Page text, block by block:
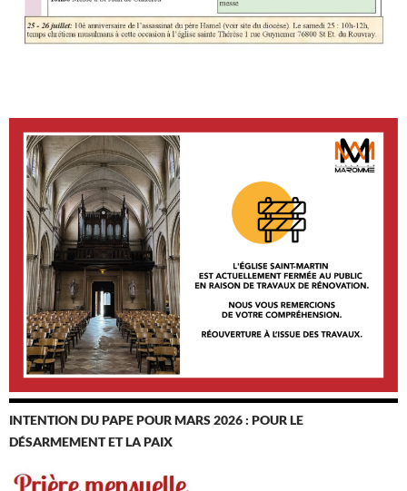
INTENTION DU PAPE POUR MARS 2026 : POUR LE
DÉSARMEMENT ET LA PAIX